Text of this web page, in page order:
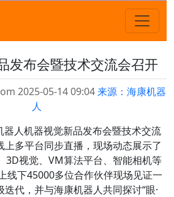
发布会暨技术交流会召开
2025-05-14 09:04来源：海康机器
人
人机器视觉新品发布会暨技术交流
多平台同步直播，现场动态展示了
3D视觉、VM算法平台、智能相机等
线下45000多位合作伙伴现场见证一
代，并与海康机器人共同探讨“眼·